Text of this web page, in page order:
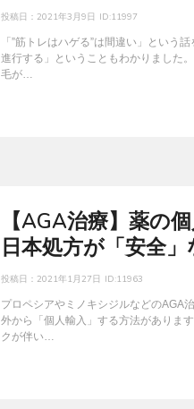
投稿日： 2021年3月9日 ID:11997
「”筋トレはハゲる”は間違い」という
進行する」ということもわかりました
毛が…
【AGA治療】薬の
日本処方が「安全」
投稿日： 2021年1月27日 ID:11963
プロペシアやミノキシジルなどのAGA
外から「個人輸入」する方法がありま
クが伴い…